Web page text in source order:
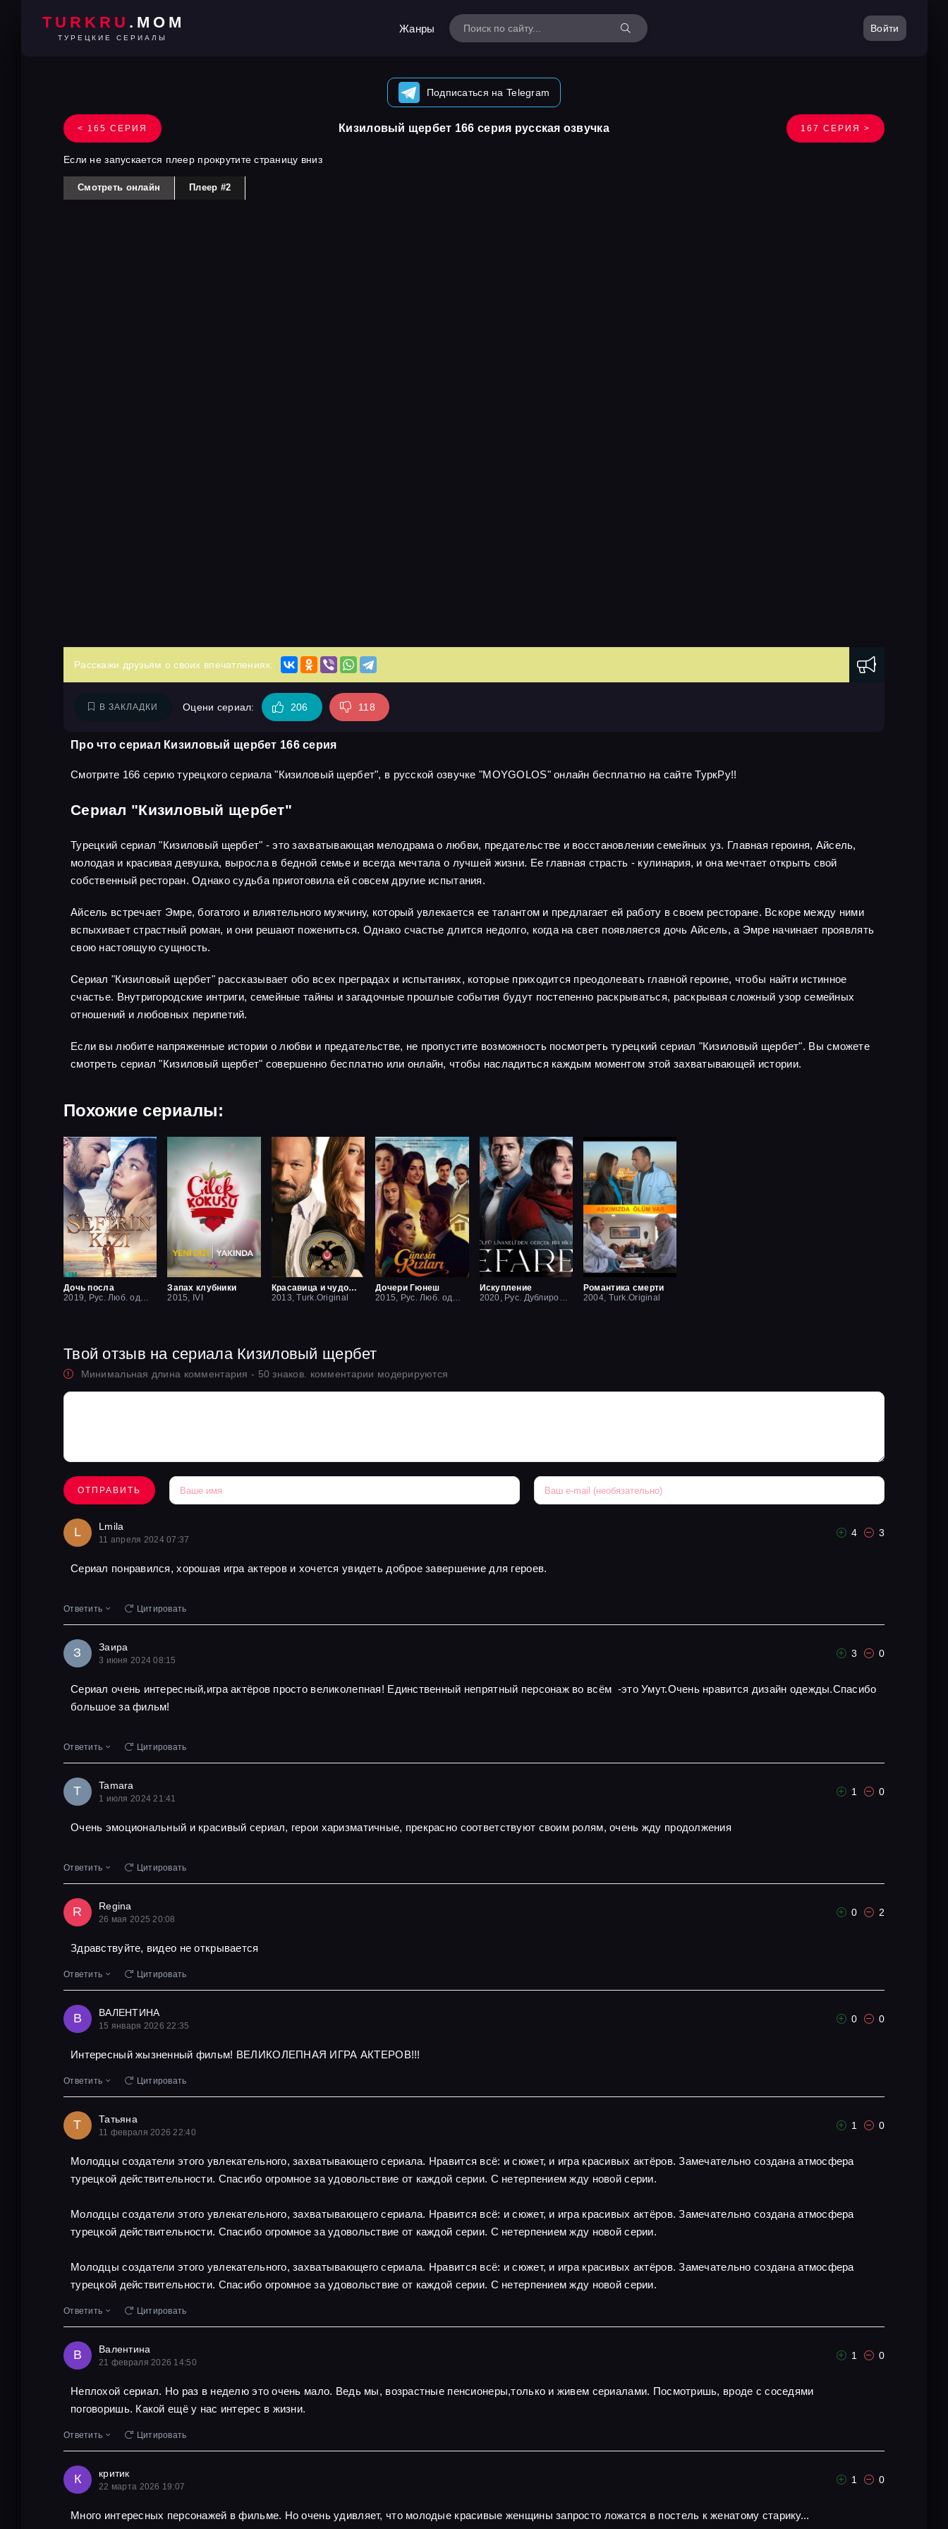
TURKRU .MOM
ТУРЕЦКИЕ СЕРИАЛЫ
Жанры Войти
Подписаться на Telegram
< 165 СЕРИЯ Кизиловый щербет 166 серия русская озвучка 167 СЕРИЯ >
Если не запускается плеер прокрутите страницу вниз
Смотреть онлайн Плеер #2
Расскажи друзьям о своих впечатлениях:
В ЗАКЛАДКИ Оцени сериал: 206 118
Про что сериал Кизиловый щербет 166 серия
Смотрите 166 серию турецкого сериала "Кизиловый щербет", в русской озвучке "MOYGOLOS" онлайн бесплатно на сайте ТуркРу!!
Сериал "Кизиловый щербет"
Турецкий сериал "Кизиловый щербет" - это захватывающая мелодрама о любви, предательстве и восстановлении семейных уз. Главная героиня, Айсель,
молодая и красивая девушка, выросла в бедной семье и всегда мечтала о лучшей жизни. Ее главная страсть - кулинария, и она мечтает открыть свой
собственный ресторан. Однако судьба приготовила ей совсем другие испытания.
Айсель встречает Эмре, богатого и влиятельного мужчину, который увлекается ее талантом и предлагает ей работу в своем ресторане. Вскоре между ними
вспыхивает страстный роман, и они решают пожениться. Однако счастье длится недолго, когда на свет появляется дочь Айсель, а Эмре начинает проявлять
свою настоящую сущность.
Сериал "Кизиловый щербет" рассказывает обо всех преградах и испытаниях, которые приходится преодолевать главной героине, чтобы найти истинное
счастье. Внутригородские интриги, семейные тайны и загадочные прошлые события будут постепенно раскрываться, раскрывая сложный узор семейных
отношений и любовных перипетий.
Если вы любите напряженные истории о любви и предательстве, не пропустите возможность посмотреть турецкий сериал "Кизиловый щербет". Вы сможете
смотреть сериал "Кизиловый щербет" совершенно бесплатно или онлайн, чтобы насладиться каждым моментом этой захватывающей истории.
Похожие сериалы:
Дочь посла
Запах клубники
2015, IVI
Красавица и чудовище
2013, Turk.Original
Дочери Гюнеш
Искупление
Романтика смерти
2004, Turk.Original
Твой отзыв на сериала Кизиловый щербет
Минимальная длина комментария - 50 знаков. комментарии модерируются
ОТПРАВИТЬ
L Lmila
11 апреля 2024 07:37
4 3
Сериал понравился, хорошая игра актеров и хочется увидеть доброе завершение для героев.
Ответить Цитировать
З Заира
3 июня 2024 08:15
3 0
Сериал очень интересный,игра актёров просто великолепная! Единственный непрятный персонаж во всём -это Умут.Очень нравится дизайн одежды.Спасибо
большое за фильм!
Ответить Цитировать
T Tamara
1 июля 2024 21:41
1 0
Очень эмоциональный и красивый сериал, герои харизматичные, прекрасно соответствуют своим ролям, очень жду продолжения
Ответить Цитировать
R Regina
26 мая 2025 20:08
0 2
Здравствуйте, видео не открывается
Ответить Цитировать
В ВАЛЕНТИНА
15 января 2026 22:35
0 0
Интересный жызненный фильм! ВЕЛИКОЛЕПНАЯ ИГРА АКТЕРОВ!!!
Ответить Цитировать
Т Татьяна
11 февраля 2026 22:40
1 0
Молодцы создатели этого увлекательного, захватывающего сериала. Нравится всё: и сюжет, и игра красивых актёров. Замечательно создана атмосфера
турецкой действительности. Спасибо огромное за удовольствие от каждой серии. С нетерпением жду новой серии.
Молодцы создатели этого увлекательного, захватывающего сериала. Нравится всё: и сюжет, и игра красивых актёров. Замечательно создана атмосфера
турецкой действительности. Спасибо огромное за удовольствие от каждой серии. С нетерпением жду новой серии.
Молодцы создатели этого увлекательного, захватывающего сериала. Нравится всё: и сюжет, и игра красивых актёров. Замечательно создана атмосфера
турецкой действительности. Спасибо огромное за удовольствие от каждой серии. С нетерпением жду новой серии.
Ответить Цитировать
В Валентина
21 февраля 2026 14:50
1 0
Неплохой сериал. Но раз в неделю это очень мало. Ведь мы, возрастные пенсионеры,только и живем сериалами. Посмотришь, вроде с соседями
поговоришь. Какой ещё у нас интерес в жизни.
Ответить Цитировать
К критик
22 марта 2026 19:07
1 0
Много интересных персонажей в фильме. Но очень удивляет, что молодые красивые женщины запросто ложатся в постель к женатому старику...